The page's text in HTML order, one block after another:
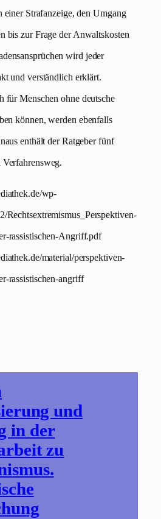
Strafanzeige, den Umgang
bis zur Frage der Anwaltskosten
wird jeder
und verständlich erklärt.
für Menschen ohne deutsche
können, werden ebenfalls
enthält der Ratgeber fünf
wp-
Rechtsextremismus_Perspektiven-
rassistischen-Angriff.pdf
material/perspektiven-
rassistischen-angriff
und
in der
zu